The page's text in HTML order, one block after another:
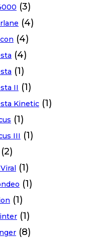
(3)
(4)
(4)
(4)
(1)
II (1)
Kinetic (1)
(1)
III (1)
(2)
(1)
(1)
(1)
(1)
(8)